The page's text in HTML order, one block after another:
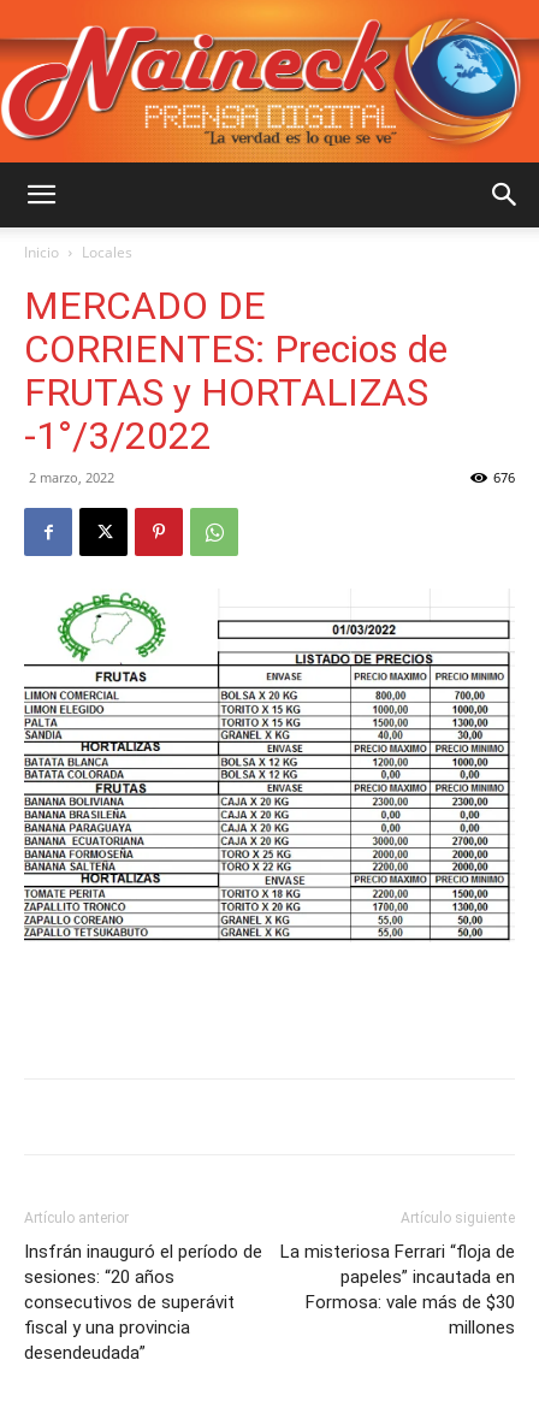
::
La
Verdad
Inicio Locales
MERCADO DE
CORRIENTES: Precios de
FRUTAS y HORTALIZAS
-1°/3/2022
2 marzo, 2022 676
Artículo anterior
Insfrán inauguró el período de
sesiones: “20 años
consecutivos de superávit
fiscal y una provincia
desendeudada”
Artículo siguiente
La misteriosa Ferrari “floja de
papeles” incautada en
Formosa: vale más de $30
millones